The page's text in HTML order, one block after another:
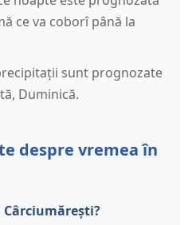
ce va coborî până la
sunt prognozate
Duminică.
despre vremea în